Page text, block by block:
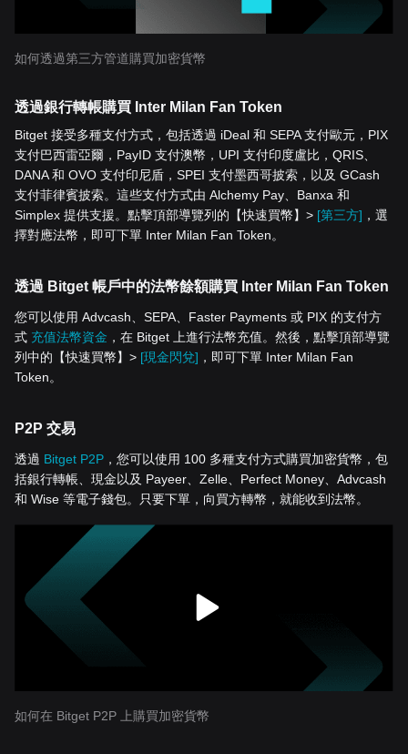
如何透過第三方管道購買加密貨幣
透過銀行轉帳購買 Inter Milan Fan Token
Bitget 接受多種支付方式，包括透過 iDeal 和 SEPA 支付歐元，PIX
支付巴西雷亞爾，PayID 支付澳幣，UPI 支付印度盧比，QRIS、
DANA 和 OVO 支付印尼盾，SPEI 支付墨西哥披索，以及 GCash
支付菲律賓披索。這些支付方式由 Alchemy Pay、Banxa 和
Simplex 提供支援。點擊頂部導覽列的【快速買幣】> [第三方] ，選
擇對應法幣，即可下單 Inter Milan Fan Token。
透過 Bitget 帳戶中的法幣餘額購買 Inter Milan Fan Token
您可以使用 Advcash、SEPA、Faster Payments 或 PIX 的支付方
式 充值法幣資金 ，在 Bitget 上進行法幣充值。然後，點擊頂部導覽
列中的【快速買幣】> [現金閃兌] ，即可下單 Inter Milan Fan
Token。
P2P 交易
透過 Bitget P2P ，您可以使用 100 多種支付方式購買加密貨幣，包
括銀行轉帳、現金以及 Payeer、Zelle、Perfect Money、Advcash
和 Wise 等電子錢包。只要下單，向買方轉幣，就能收到法幣。
如何在 Bitget P2P 上購買加密貨幣